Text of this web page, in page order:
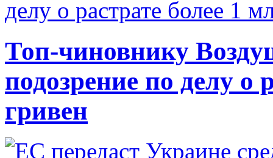
Топ-чиновнику
подозрение по делу о
гривен